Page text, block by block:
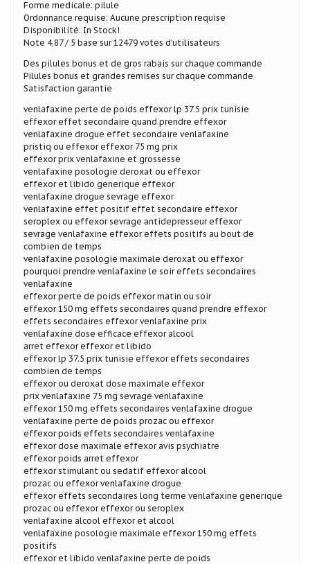
Forme medicale: pilule
Ordonnance requise: Aucune prescription requise
Disponibilité: In Stock!
Note 4,87 / 5 base sur 12479 votes d’utilisateurs
Des pilules bonus et de gros rabais sur chaque commande
Pilules bonus et grandes remises sur chaque commande
Satisfaction garantie
venlafaxine perte de poids effexor lp 37.5 prix tunisie
effexor effet secondaire quand prendre effexor
venlafaxine drogue effet secondaire venlafaxine
pristiq ou effexor effexor 75 mg prix
effexor prix venlafaxine et grossesse
venlafaxine posologie deroxat ou effexor
effexor et libido generique effexor
venlafaxine drogue sevrage effexor
venlafaxine effet positif effet secondaire effexor
seroplex ou effexor sevrage antidepresseur effexor
sevrage venlafaxine effexor effets positifs au bout de
combien de temps
venlafaxine posologie maximale deroxat ou effexor
pourquoi prendre venlafaxine le soir effets secondaires
venlafaxine
effexor perte de poids effexor matin ou soir
effexor 150 mg effets secondaires quand prendre effexor
effets secondaires effexor venlafaxine prix
venlafaxine dose efficace effexor alcool
arret effexor effexor et libido
effexor lp 37.5 prix tunisie effexor effets secondaires
combien de temps
effexor ou deroxat dose maximale effexor
prix venlafaxine 75 mg sevrage venlafaxine
effexor 150 mg effets secondaires venlafaxine drogue
venlafaxine perte de poids prozac ou effexor
effexor poids effets secondaires venlafaxine
effexor dose maximale effexor avis psychiatre
effexor poids arret effexor
effexor stimulant ou sedatif effexor alcool
prozac ou effexor venlafaxine drogue
effexor effets secondaires long terme venlafaxine generique
prozac ou effexor effexor ou seroplex
venlafaxine alcool effexor et alcool
venlafaxine posologie maximale effexor 150 mg effets
positifs
effexor et libido venlafaxine perte de poids